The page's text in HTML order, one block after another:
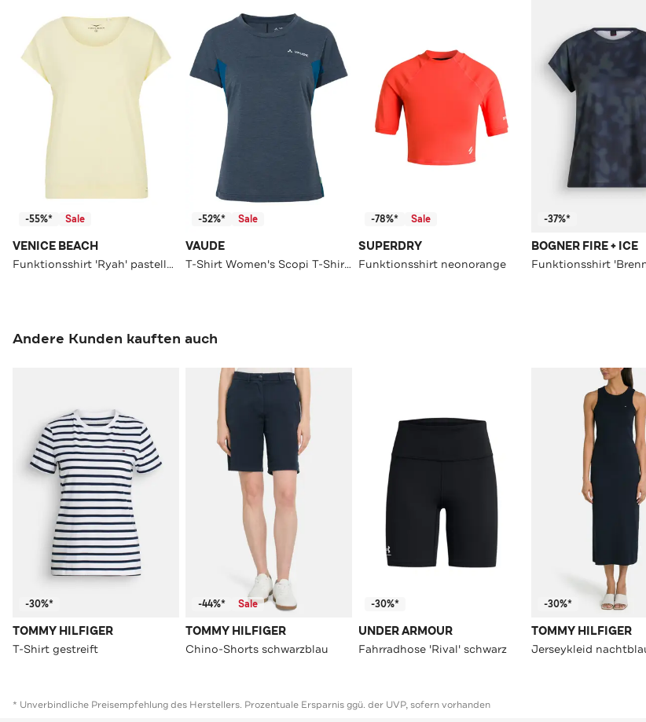
-55%* Sale
VENICE BEACH
Funktionsshirt 'Ryah' pastellgelb
-52%* Sale
VAUDE
T-Shirt Women's Scopi T-Shirt IV
-78%* Sale
SUPERDRY
Funktionsshirt neonorange
-37%*
BOGNER FIRE + ICE
Andere Kunden kauften auch
-30%*
TOMMY HILFIGER
T-Shirt gestreift
-44%* Sale
TOMMY HILFIGER
Chino-Shorts schwarzblau
-30%*
UNDER ARMOUR
Fahrradhose 'Rival' schwarz
-30%*
TOMMY HILFIGER
Jerseykleid
* Unverbindliche Preisempfehlung des Herstellers. Prozentuale Ersparnis ggü. der UVP, sofern vorhanden